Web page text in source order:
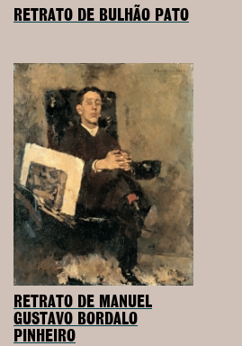
RETRATO DE BULHÃO PATO
RETRATO DE MANUEL
GUSTAVO BORDALO
PINHEIRO